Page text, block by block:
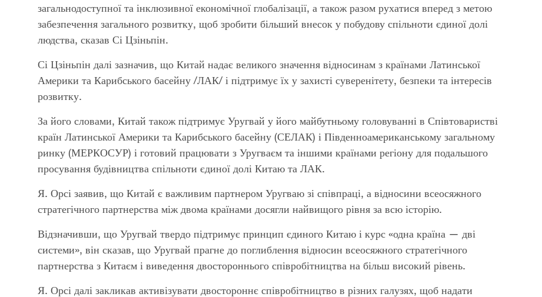
загальнодоступної та інклюзивної економічної глобалізації, а також разом рухатися вперед з метою
забезпечення загального розвитку, щоб зробити більший внесок у побудову спільноти єдиної долі
людства, сказав Сі Цзіньпін.
Сі Цзіньпін далі зазначив, що Китай надає великого значення відносинам з країнами Латинської
Америки та Карибського басейну /ЛАК/ і підтримує їх у захисті суверенітету, безпеки та інтересів
розвитку.
За його словами, Китай також підтримує Уругвай у його майбутньому головуванні в Співтоваристві
країн Латинської Америки та Карибського басейну (СЕЛАК) і Південноамериканському загальному
ринку (МЕРКОСУР) і готовий працювати з Уругваєм та іншими країнами регіону для подальшого
просування будівництва спільноти єдиної долі Китаю та ЛАК.
Я. Орсі заявив, що Китай є важливим партнером Уругваю зі співпраці, а відносини всеосяжного
стратегічного партнерства між двома країнами досягли найвищого рівня за всю історію.
Відзначивши, що Уругвай твердо підтримує принцип єдиного Китаю і курс «одна країна — дві
системи», він сказав, що Уругвай прагне до поглиблення відносин всеосяжного стратегічного
партнерства з Китаєм і виведення двостороннього співробітництва на більш високий рівень.
Я. Орсі далі закликав активізувати двостороннє співробітництво в різних галузях, щоб надати